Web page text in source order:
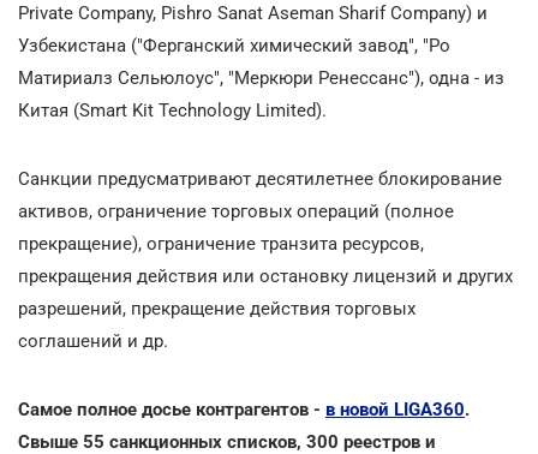
Private Company, Pishro Sanat Aseman Sharif Company) и
Узбекистана ("Ферганский химический завод", "Ро
Матириалз Сельюлоус", "Меркюри Ренессанс"), одна - из
Китая (Smart Kit Technology Limited).
Санкции предусматривают десятилетнее блокирование
активов, ограничение торговых операций (полное
прекращение), ограничение транзита ресурсов,
прекращения действия или остановку лицензий и других
разрешений, прекращение действия торговых
соглашений и др.
Самое полное досье контрагентов - в новой LIGA360.
Свыше 55 санкционных списков, 300 реестров и